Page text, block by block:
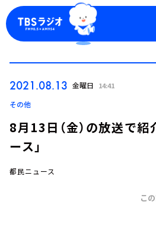
2021.08.13 金曜日 14:41
その他
8月13日（金）の放送で紹
ース」
都民ニュース
こ